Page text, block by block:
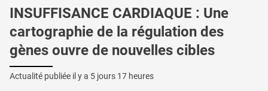
INSUFFISANCE CARDIAQUE : Une
cartographie de la régulation des
gènes ouvre de nouvelles cibles
Actualité publiée il y a 5 jours 17 heures